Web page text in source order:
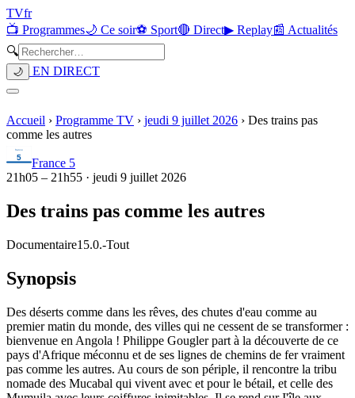
TVfr
📺 Programmes🌙 Ce soir⚽ Sport🔴 Direct▶ Replay📰 Actualités
🔍
🌙 EN DIRECT
Accueil › Programme TV › jeudi 9 juillet 2026 › Des trains pas
comme les autres
France 5
21h05 – 21h55 · jeudi 9 juillet 2026
Des trains pas comme les autres
Documentaire15.0.-Tout
Synopsis
Des déserts comme dans les rêves, des chutes d'eau comme au
premier matin du monde, des villes qui ne cessent de se transformer :
bienvenue en Angola ! Philippe Gougler part à la découverte de ce
pays d'Afrique méconnu et de ses lignes de chemins de fer vraiment
pas comme les autres. Au cours de son périple, il rencontre la tribu
nomade des Mucabal qui vivent avec et pour le bétail, et celle des